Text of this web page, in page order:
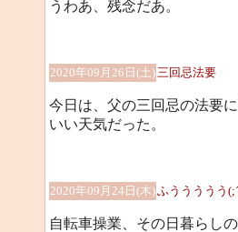
うわあ、残念だあ。
2020年09月26日(土)三回忌法要
今日は、父の三回忌の法要に
いい天気だった。
2020年09月24日(木)ふううううう
自転車操業、その日暮らし